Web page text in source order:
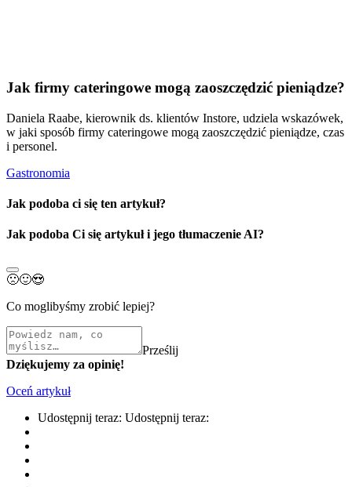
Jak firmy cateringowe mogą zaoszczędzić pieniądze?
Daniela Raabe, kierownik ds. klientów Instore, udziela wskazówek,
w jaki sposób firmy cateringowe mogą zaoszczędzić pieniądze, czas
i personel.
Gastronomia
Jak podoba ci się ten artykuł?
Jak podoba Ci się artykuł i jego tłumaczenie AI?
🙁🙂😍
Co moglibyśmy zrobić lepiej?
Prześlij
Dziękujemy za opinię!
Oceń artykuł
Udostępnij teraz: Udostępnij teraz: